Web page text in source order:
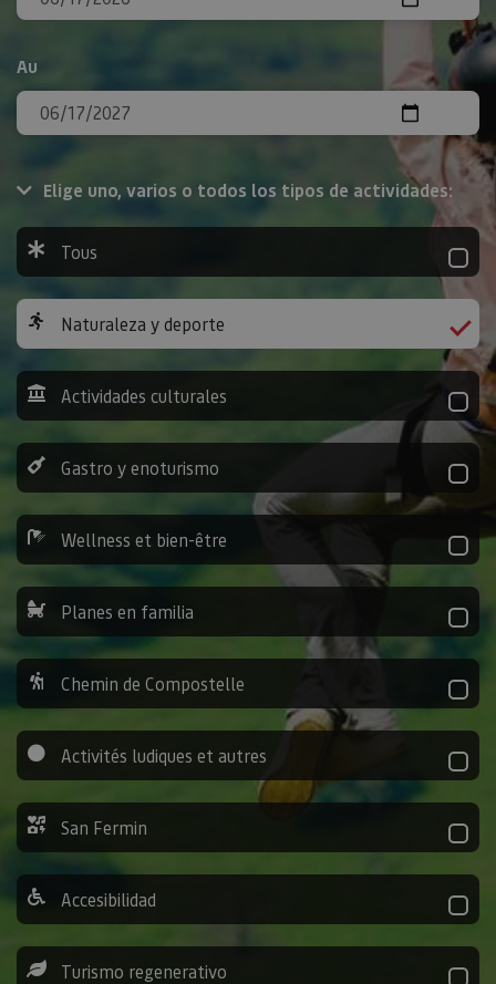
Au
Elige uno, varios o todos los tipos de actividades:
Tous
Naturaleza y deporte
Actividades culturales
Gastro y enoturismo
Wellness et bien-être
Planes en familia
Chemin de Compostelle
Activités ludiques et autres
San Fermin
Accesibilidad
Turismo regenerativo